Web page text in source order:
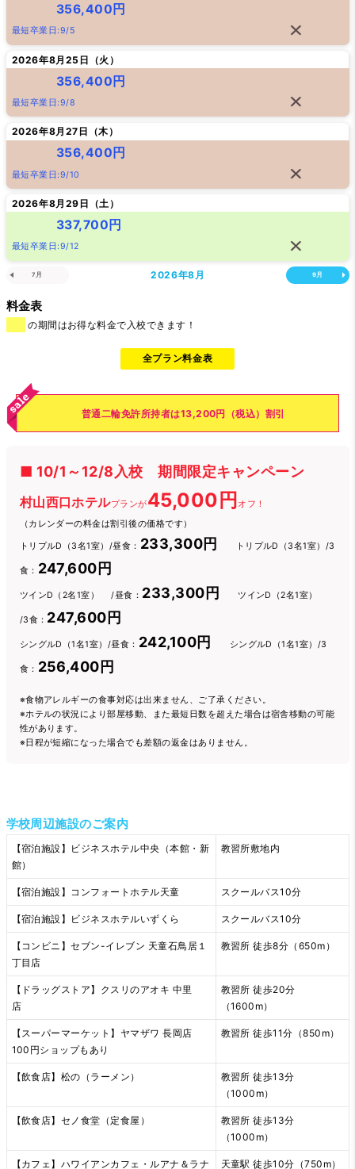
356,400円
最短卒業日:9/5
2026年8月25日（火 ）
356,400円
最短卒業日:9/8
2026年8月27日（木 ）
356,400円
最短卒業日:9/10
2026年8月29日（土 ）
337,700円
最短卒業日:9/12
7月 2026年8月 9月
料金表
の期間はお得な料金で入校できます！
全プラン料金表
普通二輪免許所持者は13,200円（税込）割引
■ 10/1～12/8入校 期間限定キャンペーン
村山西口ホテルプランが45,000円 オフ！
（カレンダーの料金は割引後の価格です）
トリプルD（3名1室）/昼食： 233,300円 トリプルD（3名1室）/3
食： 247,600円
ツインD（2名1室） /昼食： 233,300円 ツインD（2名1室）
/3食： 247,600円
シングルD（1名1室）/昼食： 242,100円 シングルD（1名1室）/3
食： 256,400円
※食物アレルギーの食事対応は出来ません、ご了承ください。
※ホテルの状況により部屋移動、また最短日数を超えた場合は宿舎移動の可能
性があります。
※日程が短縮になった場合でも差額の返金はありません。
学校周辺施設のご案内
【宿泊施設】ビジネスホテル中央（本館・新
館）
教習所敷地内
【宿泊施設】コンフォートホテル天童 スクールバス10分
【宿泊施設】ビジネスホテルいずくら スクールバス10分
【コンビニ】セブン-イレブン 天童石鳥居１
丁目店
教習所 徒歩8分（650m）
【ドラッグストア】クスリのアオキ 中里
店
教習所 徒歩20分
（1600m）
【スーパーマーケット】ヤマザワ 長岡店
100円ショップもあり
教習所 徒歩11分（850m）
【飲食店】松の（ラーメン）
教習所 徒歩13分
（1000m）
【飲食店】セノ食堂（定食屋）
教習所 徒歩13分
（1000m）
【カフェ】ハワイアンカフェ・ルアナ＆ラナ 天童駅 徒歩10分（750m）